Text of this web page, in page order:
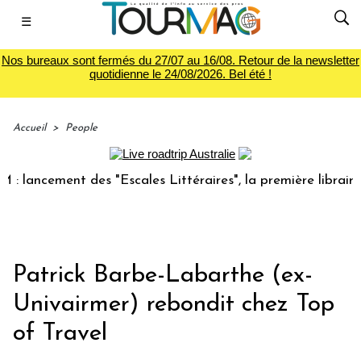
☰
Nos bureaux sont fermés du 27/07 au 16/08. Retour de la newsletter
quotidienne le 24/08/2026. Bel été !
Accueil > People
des "Escales Littéraires", la première librairie du
Patrick Barbe-Labarthe (ex-
Univairmer) rebondit chez Top
of Travel